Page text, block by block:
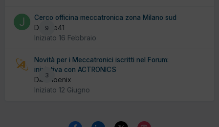
9
Cerco officina meccatronica zona Milano sud
Da Joe41
Iniziato 16 Febbraio
3
Novità per i Meccatronici iscritti nel Forum:
iniziativa con ACTRONICS
Da Phoenix
Iniziato 12 Giugno